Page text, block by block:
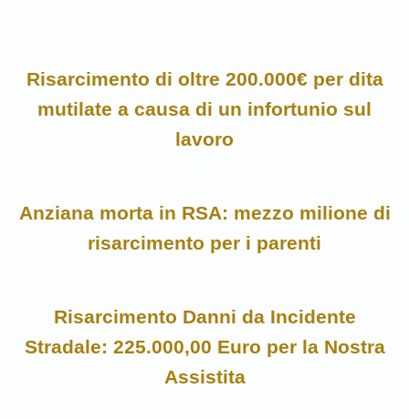
Risarcimento di oltre 200.000€ per dita
mutilate a causa di un infortunio sul
lavoro
Anziana morta in RSA: mezzo milione di
risarcimento per i parenti
Risarcimento Danni da Incidente
Stradale: 225.000,00 Euro per la Nostra
Assistita